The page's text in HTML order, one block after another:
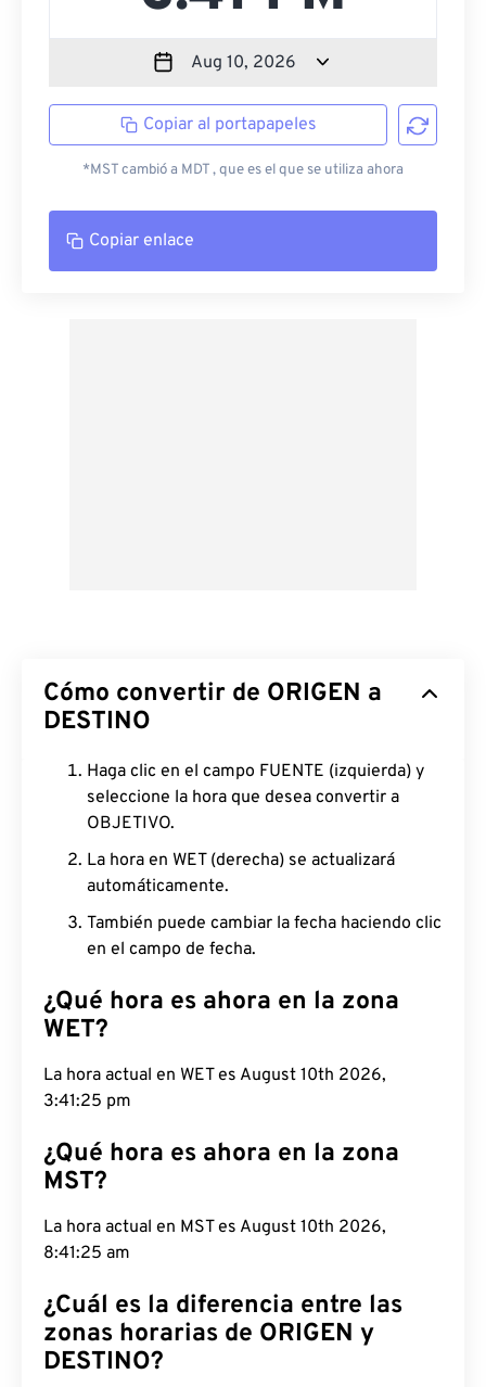
Copiar al portapapeles
*MST cambió a MDT , que es el que se utiliza ahora
Copiar enlace
Cómo convertir de ORIGEN a
DESTINO
Haga clic en el campo FUENTE (izquierda) y
seleccione la hora que desea convertir a
OBJETIVO.
La hora en WET (derecha) se actualizará
automáticamente.
También puede cambiar la fecha haciendo clic
en el campo de fecha.
¿Qué hora es ahora en la zona
WET?
La hora actual en WET es August 10th 2026,
3:41:26 pm
¿Qué hora es ahora en la zona
MST?
La hora actual en MST es August 10th 2026,
8:41:26 am
¿Cuál es la diferencia entre las
zonas horarias de ORIGEN y
DESTINO?